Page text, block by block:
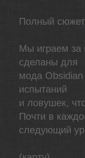
Полный
Мы играем за
сделаны для
мода
испытаний
и ловушек,
Почти в
следующий